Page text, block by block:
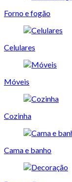
Forno e fogão
Celulares
Móveis
Cozinha
Cama e banho